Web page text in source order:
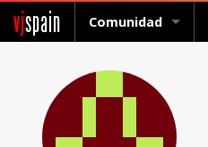
vjspain Comunidad